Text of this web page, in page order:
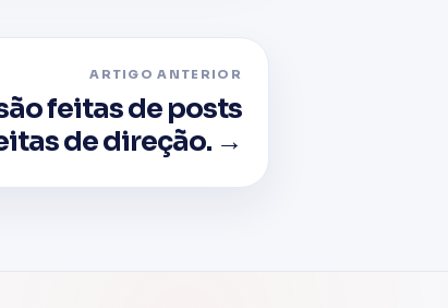
ARTIGO ANTERIOR
feitas de posts
de direção. →